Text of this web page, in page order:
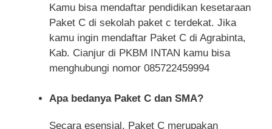
Kamu bisa mendaftar pendidikan kesetaraan
Paket C di sekolah paket c terdekat. Jika
kamu ingin mendaftar Paket C di Agrabinta,
Kab. Cianjur di PKBM INTAN kamu bisa
menghubungi nomor 085722459994
Apa bedanya Paket C dan SMA?
Secara esensial, Paket C merupakan